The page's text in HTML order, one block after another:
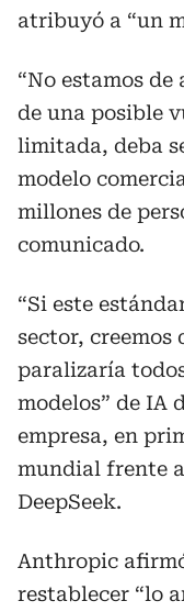
atribuyó a “un
“No estamos
de una posible
limitada, deba
modelo
millones de
comunicado.
“Si este
sector, creemos
paralizaría
modelos” de IA
empresa, en
mundial frente
DeepSeek.
Anthropic
restablecer “lo